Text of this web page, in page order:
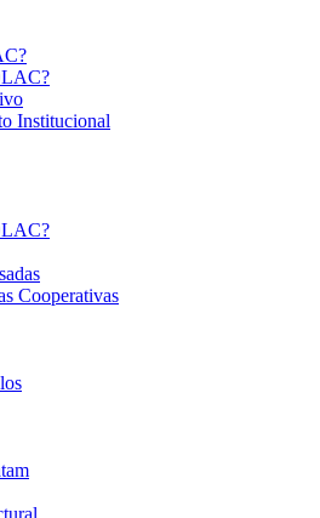
Institucional
Cooperativas